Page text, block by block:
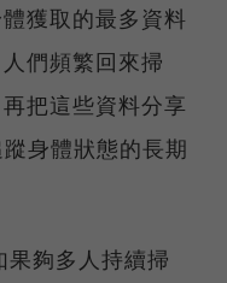
獲取的最多資料
們頻繁回來掃
把這些資料分享
身體狀態的長期
夠多人持續掃